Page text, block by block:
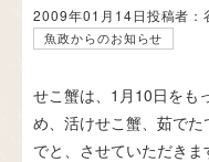
2009年01月14日投稿者：
魚政からのお知らせ
せこ蟹は、1月10日をも
め、活けせこ蟹、茹で
でと、させていただきま